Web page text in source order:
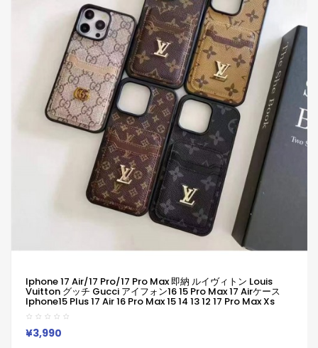
Iphone 17 Air/17 Pro/17 Pro Max 即納 ルイヴィトン Louis
Vuitton グッチ Gucci アイフォン16 15 Pro Max 17 Airケース
Iphone15 Plus 17 Air 16 Pro Max 15 14 13 12 17 Pro Max Xs
Maxケース ブランド レディース男性女性 人気かわいいビジネス
マン用高級 ルイヴィトン Louis Vuitton グッチ Gucci アイフォ
ン17 15 16 Proカバー
¥3,990